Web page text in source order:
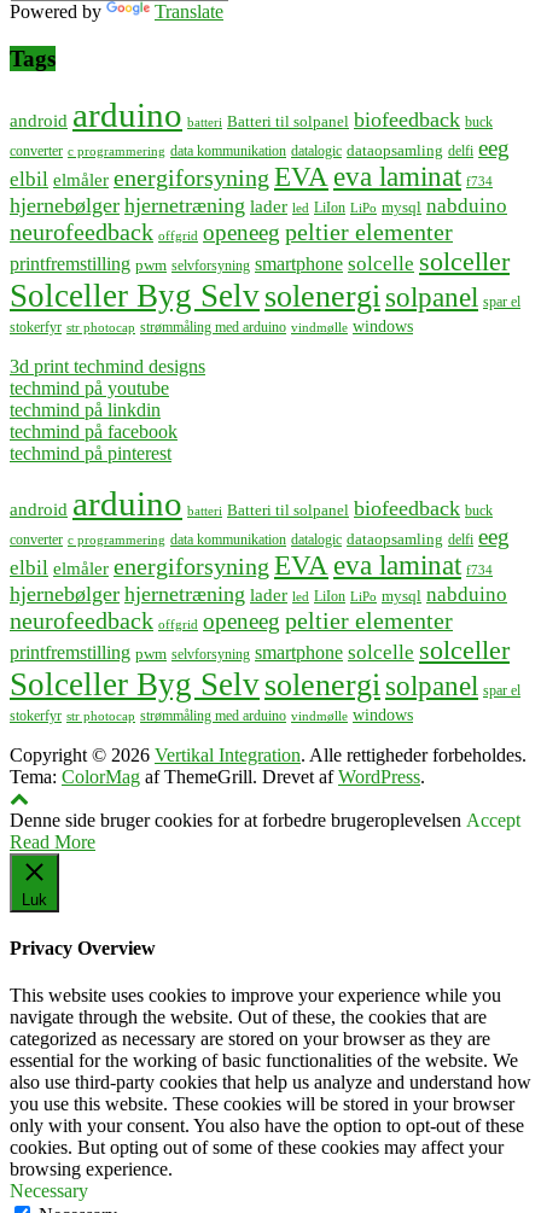
Powered by Translate
Tags
android arduino batteri Batteri til solpanel biofeedback buck
converter c programmering data kommunikation datalogic dataopsamling delfi eeg
elbil elmåler energiforsyning EVA eva laminat f734
hjernebølger hjernetræning lader led LiIon LiPo mysql nabduino
neurofeedback offgrid openeeg peltier elementer
printfremstilling pwm selvforsyning smartphone solcelle solceller
Solceller Byg Selvsolenergisolpanel spar el
stokerfyr str photocap strømmåling med arduino vindmølle windows
3d print techmind designs
techmind på youtube
techmind på linkdin
techmind på facebook
techmind på pinterest
android arduino batteri Batteri til solpanel biofeedback buck
converter c programmering data kommunikation datalogic dataopsamling delfi eeg
elbil elmåler energiforsyning EVA eva laminat f734
hjernebølger hjernetræning lader led LiIon LiPo mysql nabduino
neurofeedback offgrid openeeg peltier elementer
printfremstilling pwm selvforsyning smartphone solcelle solceller
Solceller Byg Selvsolenergisolpanel spar el
stokerfyr str photocap strømmåling med arduino vindmølle windows
Copyright © 2026 Vertikal Integration. Alle rettigheder forbeholdes.
Tema: ColorMag af ThemeGrill. Drevet afWordPress.
Denne side bruger cookies for at forbedre brugeroplevelsen Accept
Read More
Luk
Privacy Overview
This website uses cookies to improve your experience while you
navigate through the website. Out of these, the cookies that are
categorized as necessary are stored on your browser as they are
essential for the working of basic functionalities of the website. We
also use third-party cookies that help us analyze and understand how
you use this website. These cookies will be stored in your browser
only with your consent. You also have the option to opt-out of these
cookies. But opting out of some of these cookies may affect your
browsing experience.
Necessary